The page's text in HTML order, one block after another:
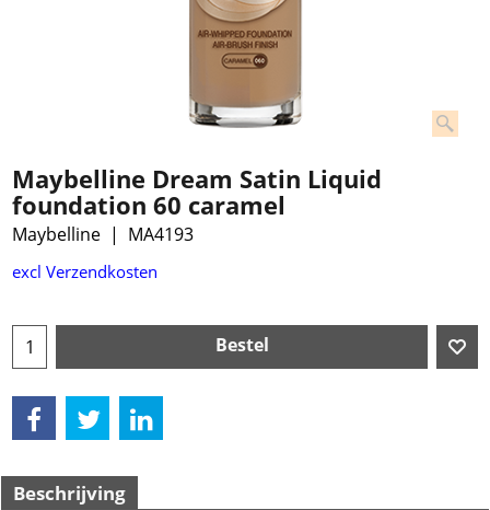
Maybelline Dream Satin Liquid
foundation 60 caramel
Maybelline MA4193
€12.99
Bestel